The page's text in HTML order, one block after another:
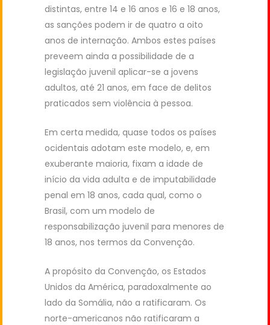
distintas, entre 14 e 16 anos e 16 e 18 anos,
as sanções podem ir de quatro a oito
anos de internação. Ambos estes países
preveem ainda a possibilidade de a
legislação juvenil aplicar-se a jovens
adultos, até 21 anos, em face de delitos
praticados sem violência à pessoa.
Em certa medida, quase todos os países
ocidentais adotam este modelo, e, em
exuberante maioria, fixam a idade de
início da vida adulta e de imputabilidade
penal em 18 anos, cada qual, como o
Brasil, com um modelo de
responsabilização juvenil para menores de
18 anos, nos termos da Convenção.
A propósito da Convenção, os Estados
Unidos da América, paradoxalmente ao
lado da Somália, não a ratificaram. Os
norte-americanos não ratificaram a